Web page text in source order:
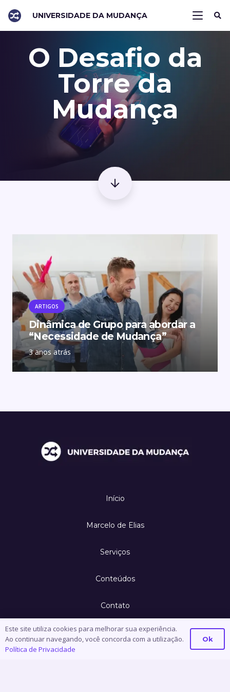
UNIVERSIDADE DA MUDANÇA
O Desafio da
Torre da
Mudança
ARTIGOS
Dinâmica de Grupo para abordar a
“Necessidade de Mudança”
3 anos atrás
Início
Marcelo de Elias
Serviços
Conteúdos
Contato
Política de Privacidade
Este site utiliza cookies para melhorar sua experiência.
Ao continuar navegando, você concorda com a utilização.
Política de Privacidade
Ok